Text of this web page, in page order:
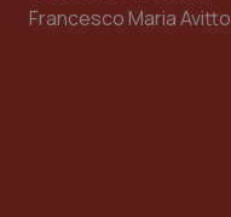
Francesco Maria Avitto